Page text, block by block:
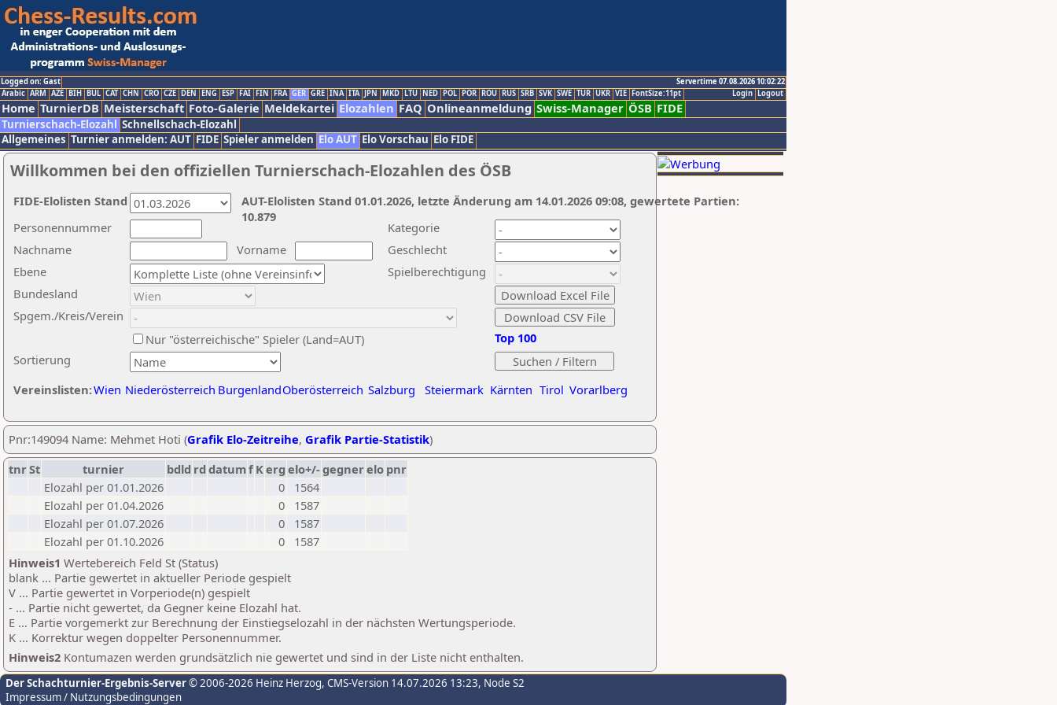
Logged on: Gast
Servertime 07.08.2026 10:02:22
Logout
Login
Arabic ARM AZE BIH BUL CAT CHN CRO CZE DEN ENG ESP FAI FIN FRA GER GRE INA ITA JPN MKD LTU NED POL POR ROU RUS SRB SVK SWE TUR UKR VIE FontSize:11pt
Home TurnierDB Meisterschaft Foto-Galerie Meldekartei Elozahlen FAQ Onlineanmeldung Swiss-Manager ÖSB FIDE
Turnierschach-Elozahl Schnellschach-Elozahl
Allgemeines Turnier anmelden: AUT FIDE Spieler anmelden Elo AUT Elo Vorschau Elo FIDE
Willkommen bei den offiziellen Turnierschach-Elozahlen des ÖSB
Nachname
Vorname
Ebene
Kategorie
Sortierung
Personennummer
Bundesland
Spgem./Kreis/Verein
Geschlecht
Nur "österreichische" Spieler (Land=AUT)
Spielberechtigung
Vereinslisten:Wien Niederösterreich BurgenlandOberösterreich Salzburg Steiermark Kärnten Tirol Vorarlberg
Top 100
AUT-Elolisten Stand 01.01.2026, letzte Änderung am 14.01.2026 09:08, gewertete Partien:
10.879
FIDE-Elolisten Stand
Pnr:149094 Name: Mehmet Hoti (Grafik Elo-Zeitreihe, Grafik Partie-Statistik)
tnrSt turnier bdld rd datumf Kerg elo+/-gegnerelo pnr
Elozahl per 01.01.2026
0
1564
Elozahl per 01.04.2026
0
1587
Elozahl per 01.07.2026
0
1587
Elozahl per 01.10.2026
0
1587
Hinweis1 Wertebereich Feld St (Status)
blank ... Partie gewertet in aktueller Periode gespielt
V ... Partie gewertet in Vorperiode(n) gespielt
- ... Partie nicht gewertet, da Gegner keine Elozahl hat.
E ... Partie vorgemerkt zur Berechnung der Einstiegselozahl in der nächsten Wertungsperiode.
K ... Korrektur wegen doppelter Personennummer.
Hinweis2 Kontumazen werden grundsätzlich nie gewertet und sind in der Liste nicht enthalten.
Der Schachturnier-Ergebnis-Server© 2006-2026 Heinz Herzog, CMS-Version 14.07.2026 13:23, Node S2
Impressum / Nutzungsbedingungen